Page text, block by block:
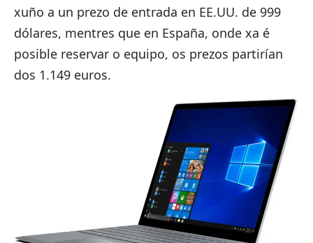
xuño a un prezo de entrada en EE.UU. de 999
dólares, mentres que en España, onde xa é
posible reservar o equipo, os prezos partirían
dos 1.149 euros.